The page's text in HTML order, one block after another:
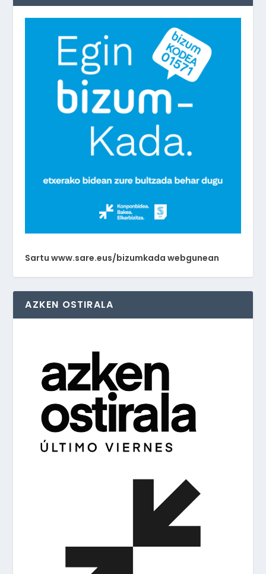
Sartu www.sare.eus/bizumkada webgunean
AZKEN OSTIRALA